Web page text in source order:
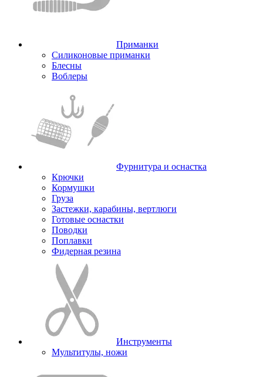
Приманки
Силиконовые приманки
Блесны
Воблеры
Фурнитура и оснастка
Крючки
Кормушки
Груза
Застежки, карабины, вертлюги
Готовые оснастки
Поводки
Поплавки
Фидерная резина
Инструменты
Мультитулы, ножи